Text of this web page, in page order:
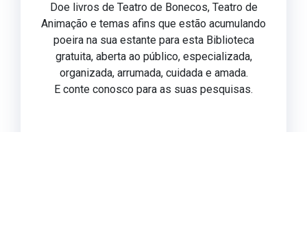
Doe livros de Teatro de Bonecos, Teatro de
Animação e temas afins que estão acumulando
poeira na sua estante para esta Biblioteca
gratuita, aberta ao público, especializada,
organizada, arrumada, cuidada e amada.
E conte conosco para as suas pesquisas.